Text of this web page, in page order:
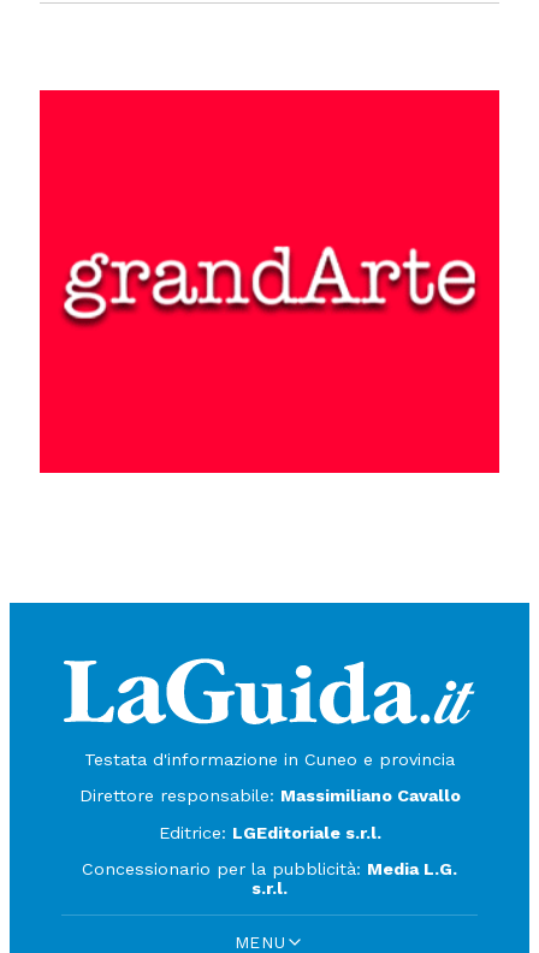
Testata d'informazione in Cuneo e provincia
Direttore responsabile: Massimiliano Cavallo
Editrice: LGEditoriale s.r.l.
Concessionario per la pubblicità: Media L.G.
s.r.l.
MENU